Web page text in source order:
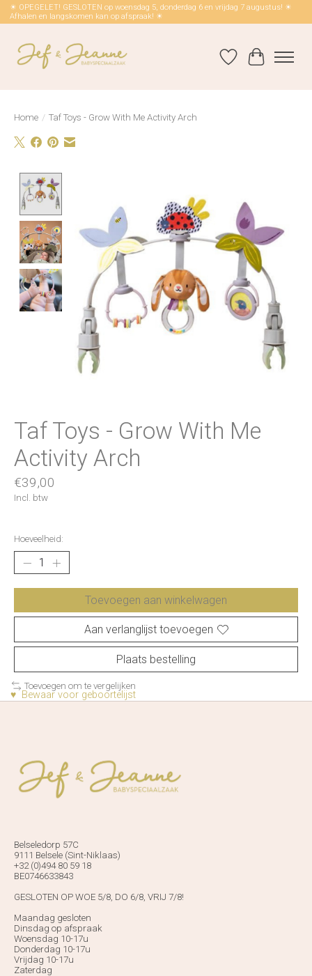
☀ OPEGELET! GESLOTEN op woensdag 5, donderdag 6 en vrijdag 7 augustus! ☀
Afhalen en langskomen kan op afspraak! ☀
Verlanglijst
Home / Taf Toys - Grow With Me Activity Arch
Taf Toys - Grow With Me
Activity Arch
€39,00
Incl. btw
Hoeveelheid:
Toevoegen aan winkelwagen
Aan verlanglijst toevoegen
Plaats bestelling
Toevoegen om te vergelijken
♥ Bewaar voor geboortelijst
Belseledorp 57C
9111 Belsele (Sint-Niklaas)
+32 (0)494 80 59 18
BE0746633843
GESLOTEN OP WOE 5/8, DO 6/8, VRIJ 7/8!
Maandag gesloten
Dinsdag op afspraak
Woensdag 10-17u
Donderdag 10-17u
Vrijdag 10-17u
Zaterdag